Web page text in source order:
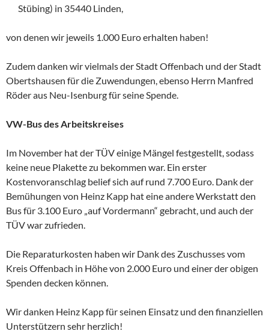
Stübing) in 35440 Linden,
von denen wir jeweils 1.000 Euro erhalten haben!
Zudem danken wir vielmals der Stadt Offenbach und der Stadt
Obertshausen für die Zuwendungen, ebenso Herrn Manfred
Röder aus Neu-Isenburg für seine Spende.
VW-Bus des Arbeitskreises
Im November hat der TÜV einige Mängel festgestellt, sodass
keine neue Plakette zu bekommen war. Ein erster
Kostenvoranschlag belief sich auf rund 7.700 Euro. Dank der
Bemühungen von Heinz Kapp hat eine andere Werkstatt den
Bus für 3.100 Euro „auf Vordermann“ gebracht, und auch der
TÜV war zufrieden.
Die Reparaturkosten haben wir Dank des Zuschusses vom
Kreis Offenbach in Höhe von 2.000 Euro und einer der obigen
Spenden decken können.
Wir danken Heinz Kapp für seinen Einsatz und den finanziellen
Unterstützern sehr herzlich!